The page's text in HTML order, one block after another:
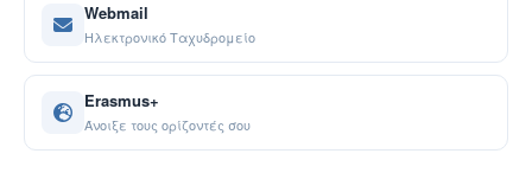
Webmail
Ηλεκτρονικό Ταχυδρομείο
Erasmus+
Άνοιξε τους ορίζοντές σου